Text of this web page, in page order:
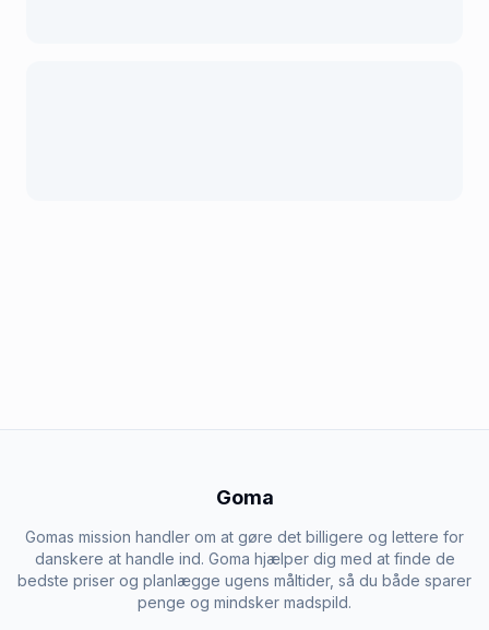
Goma
Gomas mission handler om at gøre det billigere og lettere for
danskere at handle ind. Goma hjælper dig med at finde de
bedste priser og planlægge ugens måltider, så du både sparer
penge og mindsker madspild.